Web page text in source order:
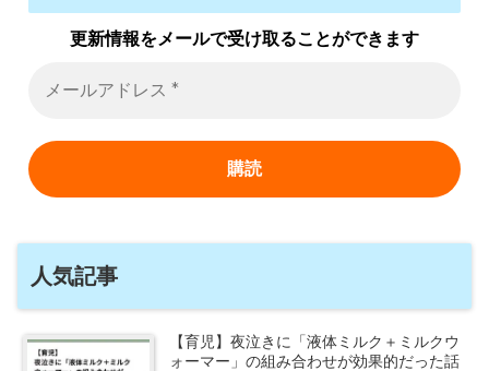
更新情報をメールで受け取ることができます
人気記事
【育児】夜泣きに「液体ミルク＋ミルクウ
ォーマー」の組み合わせが効果的だった話